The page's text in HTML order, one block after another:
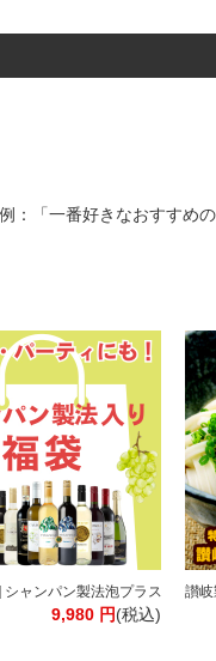
「一番好きなおすすめ
かります］
入り 赤 白 泡 スパークリン
シャンパン製法泡プラス1本！
9,980 円(税込)
讃